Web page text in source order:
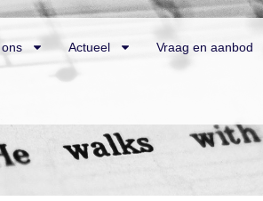
Actueel Vraag en aanbod